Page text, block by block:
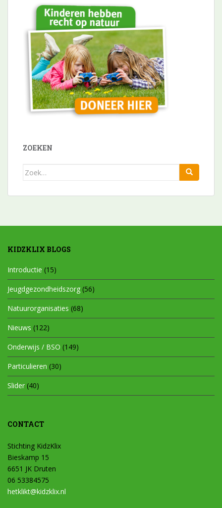
ZOEKEN
Zoek
KIDZKLIX BLOGS
Introductie (15)
Jeugdgezondheidszorg (56)
Natuurorganisaties (68)
Nieuws (122)
Onderwijs / BSO (149)
Particulieren (30)
Slider (40)
CONTACT
Stichting KidzKlix
Bieskamp 15
6651 JK Druten
06 53384575
hetklikt@kidzklix.nl